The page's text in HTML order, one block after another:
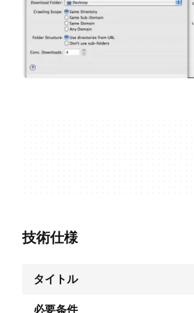
技術仕様
タイトル
必要条件